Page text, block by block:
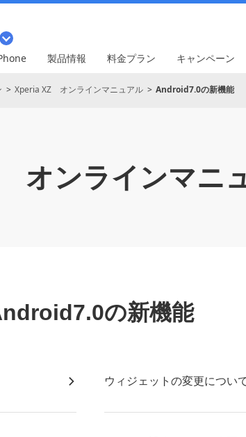
製品情報 料金プラン キャンペーン
Xperia XZ オンラインマニュアル Android7.0の新機能
オンラインマニ
の新機能
ウィジェットの変更につい